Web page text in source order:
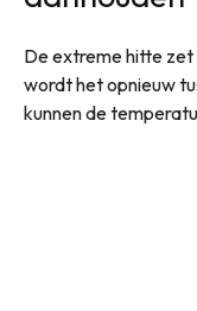
De extreme hitte
wordt het opnieuw
kunnen de